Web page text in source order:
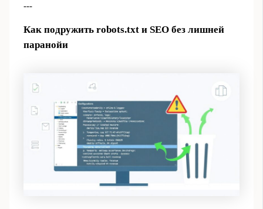
---
Как подружить robots.txt и SEO без лишней
паранойи